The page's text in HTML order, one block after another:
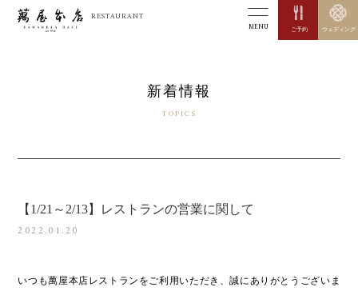
RESTAURANT
MENU ご予約 ウェディング
新着情報
TOPICS
【1/21～2/13】レストランの営業に関して
2022.01.20
いつも萬屋本店レストランをご利用いただき、誠にありがとうございま